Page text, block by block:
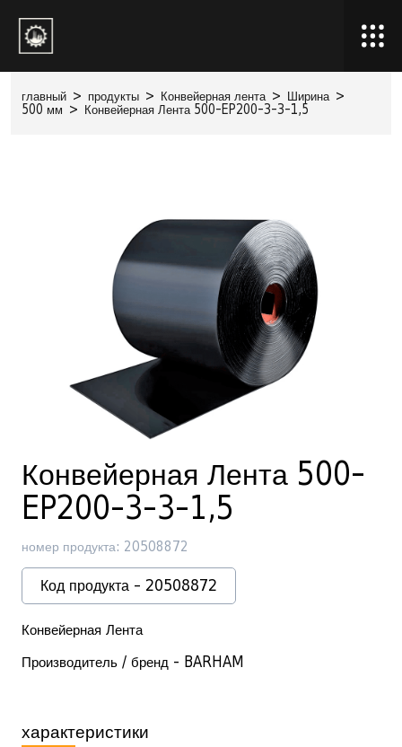
главный > продукты > Конвейерная лента > Ширина >
500 мм > Конвейерная Лента 500-EP200-3-3-1,5
Конвейерная Лента 500-
EP200-3-3-1,5
номер продукта: 20508872
Код продукта - 20508872
Конвейерная Лента
Производитель / бренд - BARHAM
характеристики